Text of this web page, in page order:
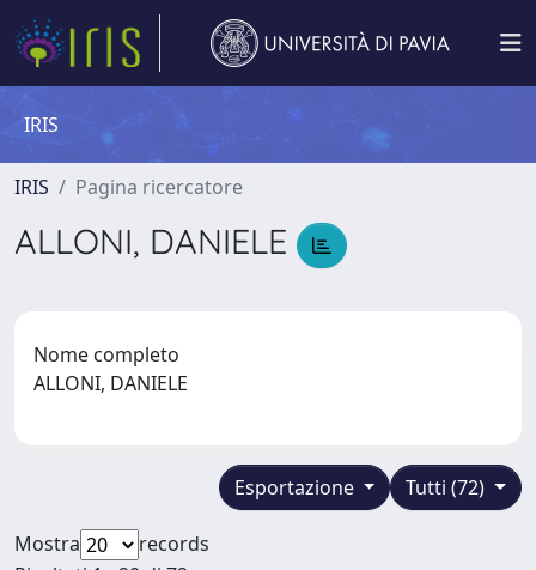
IRIS
IRIS Pagina ricercatore
ALLONI, DANIELE
Nome completo
ALLONI, DANIELE
Tutti (72)
Esportazione
Mostra
records